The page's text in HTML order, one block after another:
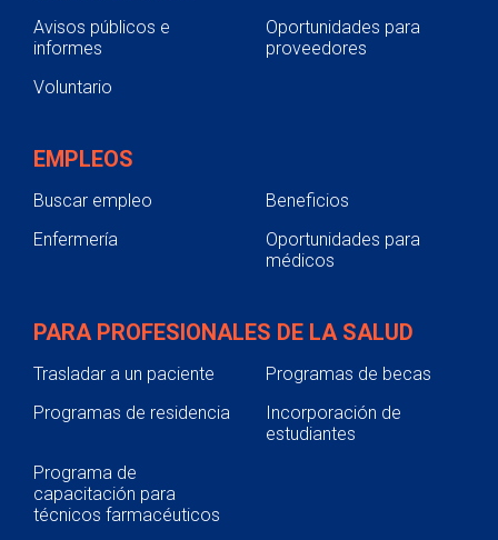
Avisos públicos e
informes
Oportunidades para
proveedores
Voluntario
EMPLEOS
Buscar empleo
Beneficios
Enfermería
Oportunidades para
médicos
PARA PROFESIONALES DE LA SALUD
Trasladar a un paciente
Programas de becas
Programas de residencia
Incorporación de
estudiantes
Programa de
capacitación para
técnicos farmacéuticos